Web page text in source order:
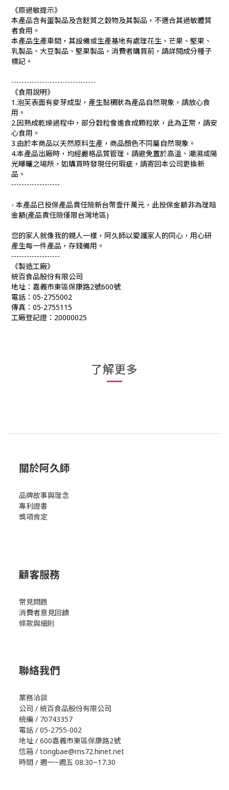
《原過敏提示》
本產品含有蛋製品及含麩質之穀物及其製品，不適合其過敏體質
者食用。
本產品生產車間，其設備或生產基地有處理花生、芒果、堅果、
乳製品、大豆製品、堅果製品，消費者購買前，請詳閱成分種子
標記。
---------------------------------
《食用說明》
1.泡芙表面有麥芽成型，產生黏稠狀為產品自然現象，請放心食
用。
2.因熟成乾燥過程中，部分穀粒會進食成顆粒狀，此為正常，請安
心食用。
3.由於本商品以天然原料生產，商品顏色不同屬自然現象。
4.本產品出廠時，均經嚴格品質管理，請避免置於高溫、潮濕或陽
光曝曬之場所，如購買時發現任何瑕疵，請寄回本公司更換新
品。
-------------------
- 本產品已投保產品責任險新台幣壹仟萬元，此投保金額非為理賠
金額(產品責任險僅限台灣地區)
您的家人就像我的親人一樣，阿久師以愛護家人的同心，用心研
產生每一件產品，存錢備用。
-------------------
《製造工廠》
統百食品股份有限公司
地址：嘉義市東區保康路2號600號
電話：05-2755002
傳真：05-2755115
工廠登記證：20000025
了解更多
關於阿久師
品牌故事與理念
專利證書
獎項肯定
顧客服務
常見問題
消費者意見回饋
條款與細則
聯絡我們
業務洽談
公司 / 統百食品股份有限公司
統編 / 70743357
電話 / 05-2755-002
地址 / 600嘉義市東區保康路2號
信箱 / tongbae@ms72.hinet.net
時間 / 週一~週五 08:30~17:30